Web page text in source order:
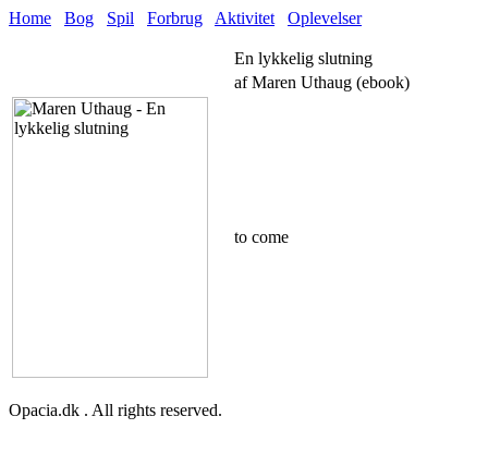
Home Bog Spil Forbrug Aktivitet Oplevelser
En lykkelig slutning
af Maren Uthaug (ebook)
to come
Opacia.dk . All rights reserved.